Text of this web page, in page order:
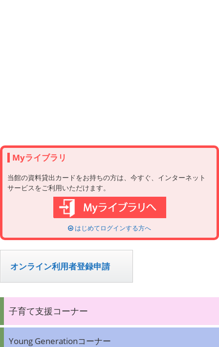
Myライブラリ
当館の資料貸出カードをお持ちの方は、今すぐ、インターネット
サービスをご利用いただけます。
はじめてログインする方へ
オンライン利用者登録申請
子育て支援コーナー
Young Generationコーナー